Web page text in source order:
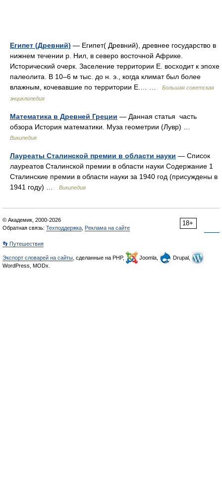
Египет (Древний) — Египет( Древний), древнее государство в
нижнем течении р. Нил, в северо восточной Африке.
Исторический очерк. Заселение территории Е. восходит к эпохе
палеолита. В 10‒6 м тыс. до н. э., когда климат был более
влажным, кочевавшие по территории Е.… …
Большая советская
энциклопедия
Математика в Древней Греции — Данная статья часть
обзора История математики. Муза геометрии (Лувр) …
Википедия
Лауреаты Сталинской премии в области науки — Список
лауреатов Сталинской премии в области науки Содержание 1
Сталинские премии в области науки за 1940 год (присуждены в
1941 году) …
Википедия
18+
© Академик, 2000-2026
Обратная связь: Техподдержка Реклама на сайте
👣 Путешествия
Экспорт словарей на сайты , сделанные на PHP, Joomla,
Drupal,
WordPress, MODx.